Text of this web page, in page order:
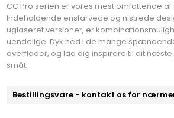
CC Pro serien er vores mest omfattende af
Indeholdende ensfarvede og nistrede
uglaseret versioner, er
uendelige. Dyk ned i de mange
overflader, og lad dig inspirere til dit
småt.
Bestillingsvare - kontakt os for